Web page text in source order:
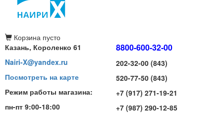
Корзина пусто
Казань, Короленко 61
Nairi-X@yandex.ru
Посмотреть на карте
Режим работы магазина:
пн-пт 9:00-18:00
8800-600-32-00
202-32-00 (843)
520-77-50 (843)
+7 (917) 271-19-21
+7 (987) 290-12-85